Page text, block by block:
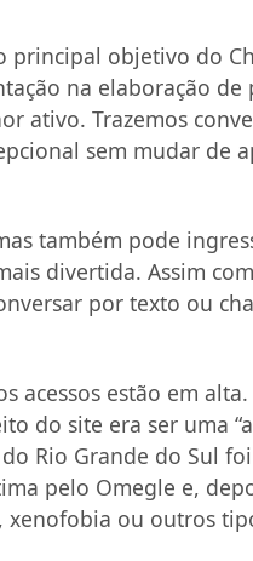
objetivo do
na elaboração
ativo. Trazemos
sem mudar de
também pode
divertida. Assim
por texto ou
acessos estão em
do site era ser
Rio Grande do Sul
pelo Omegle e,
ou outros